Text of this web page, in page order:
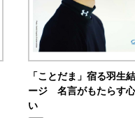
「ことだま」宿る羽生
ージ 名言がもたらす
い